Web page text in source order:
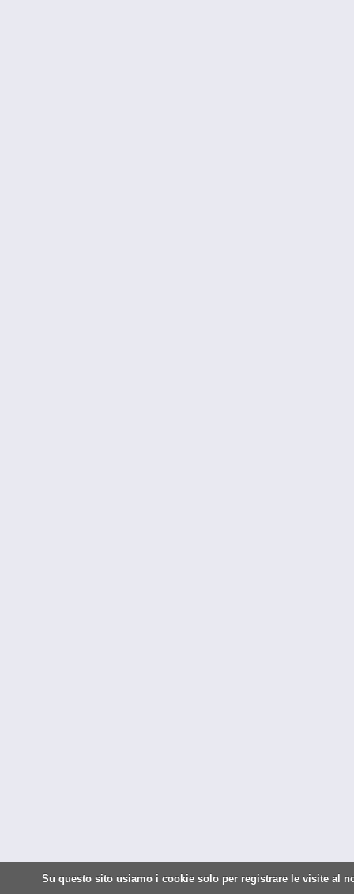
Su questo sito usiamo i cookie solo per registrare le visite al